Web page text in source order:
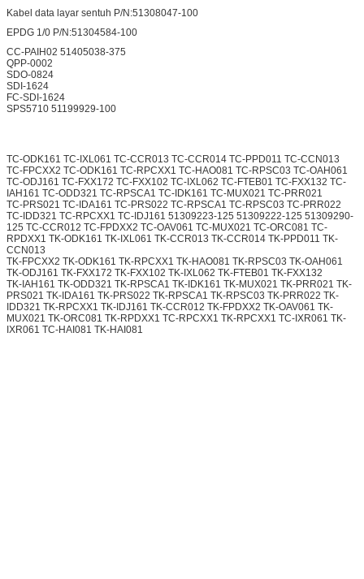
Kabel data layar sentuh P/N:51308047-100
EPDG 1/0 P/N:51304584-100
CC-PAIH02 51405038-375
QPP-0002
SDO-0824
SDI-1624
FC-SDI-1624
SPS5710 51199929-100
TC-ODK161 TC-IXL061 TC-CCR013 TC-CCR014 TC-PPD011 TC-CCN013
TC-FPCXX2 TC-ODK161 TC-RPCXX1 TC-HAO081 TC-RPSC03 TC-OAH061
TC-ODJ161 TC-FXX172 TC-FXX102 TC-IXL062 TC-FTEB01 TC-FXX132 TC-
IAH161 TC-ODD321 TC-RPSCA1 TC-IDK161 TC-MUX021 TC-PRR021
TC-PRS021 TC-IDA161 TC-PRS022 TC-RPSCA1 TC-RPSC03 TC-PRR022
TC-IDD321 TC-RPCXX1 TC-IDJ161 51309223-125 51309222-125 51309290-
125 TC-CCR012 TC-FPDXX2 TC-OAV061 TC-MUX021 TC-ORC081 TC-
RPDXX1 TK-ODK161 TK-IXL061 TK-CCR013 TK-CCR014 TK-PPD011 TK-
CCN013
TK-FPCXX2 TK-ODK161 TK-RPCXX1 TK-HAO081 TK-RPSC03 TK-OAH061
TK-ODJ161 TK-FXX172 TK-FXX102 TK-IXL062 TK-FTEB01 TK-FXX132
TK-IAH161 TK-ODD321 TK-RPSCA1 TK-IDK161 TK-MUX021 TK-PRR021 TK-
PRS021 TK-IDA161 TK-PRS022 TK-RPSCA1 TK-RPSC03 TK-PRR022 TK-
IDD321 TK-RPCXX1 TK-IDJ161 TK-CCR012 TK-FPDXX2 TK-OAV061 TK-
MUX021 TK-ORC081 TK-RPDXX1 TC-RPCXX1 TK-RPCXX1 TC-IXR061 TK-
IXR061 TC-HAI081 TK-HAI081